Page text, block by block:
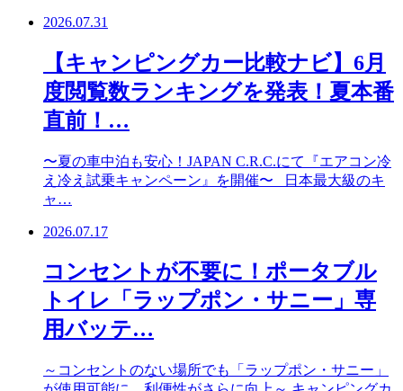
2026.07.31
【キャンピングカー比較ナビ】6月
度閲覧数ランキングを発表！夏本番
直前！…
〜夏の車中泊も安心！JAPAN C.R.C.にて『エアコン冷
え冷え試乗キャンペーン』を開催〜 日本最大級のキ
ャ…
2026.07.17
コンセントが不要に！ポータブル
トイレ「ラップポン・サニー」専
用バッテ…
～コンセントのない場所でも「ラップポン・サニー」